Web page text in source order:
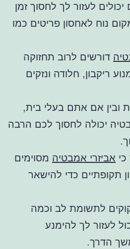
לעזור לך לחסוך זמן
נוח לאחסון פריטים כמו
דורשים לרוב תחזוקה
ריקבון, חלודה ונזקים
ובין אם אתם בעלי בית,
יכולה לחסוך לכם הרבה
אביזרי אמבטיה מסוימים
תקופתיים כדי להישאר
לתשומת לב וכמה
לעזור לך להימנע
הדרך.